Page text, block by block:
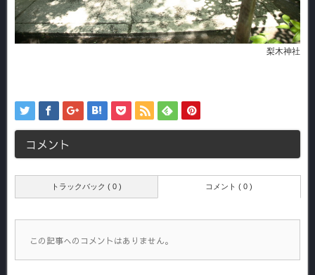
梨木神社
コメント
トラックバック ( 0 ) コメント ( 0 )
この記事へのコメントはありません。